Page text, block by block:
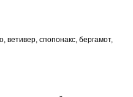
ветивер, спопонакс, бергамот,